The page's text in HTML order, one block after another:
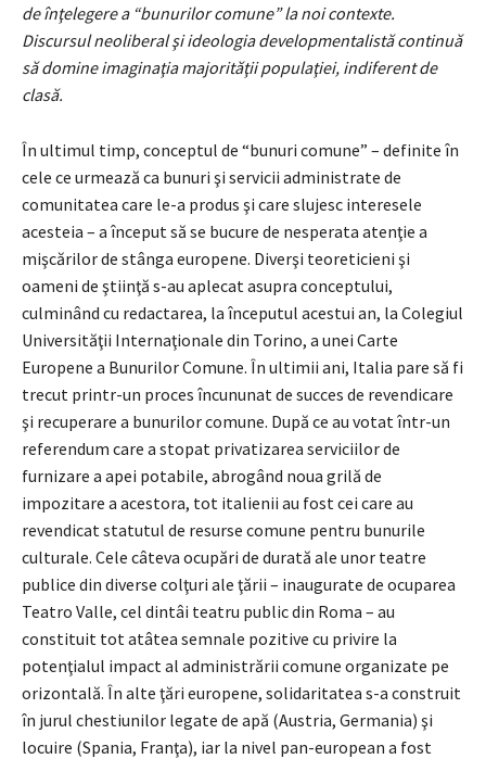
de înţelegere a “bunurilor comune” la noi contexte.
Discursul neoliberal şi ideologia developmentalistă continuă
să domine imaginaţia majorităţii populaţiei, indiferent de
clasă.
În ultimul timp, conceptul de “bunuri comune” – definite în
cele ce urmează ca bunuri şi servicii administrate de
comunitatea care le-a produs şi care slujesc interesele
acesteia – a început să se bucure de nesperata atenţie a
mişcărilor de stânga europene. Diverşi teoreticieni şi
oameni de ştiinţă s-au aplecat asupra conceptului,
culminând cu redactarea, la începutul acestui an, la Colegiul
Universităţii Internaţionale din Torino, a unei Carte
Europene a Bunurilor Comune. În ultimii ani, Italia pare să fi
trecut printr-un proces încununat de succes de revendicare
şi recuperare a bunurilor comune. După ce au votat într-un
referendum care a stopat privatizarea serviciilor de
furnizare a apei potabile, abrogând noua grilă de
impozitare a acestora, tot italienii au fost cei care au
revendicat statutul de resurse comune pentru bunurile
culturale. Cele câteva ocupări de durată ale unor teatre
publice din diverse colţuri ale ţării – inaugurate de ocuparea
Teatro Valle, cel dintâi teatru public din Roma – au
constituit tot atâtea semnale pozitive cu privire la
potenţialul impact al administrării comune organizate pe
orizontală. În alte ţări europene, solidaritatea s-a construit
în jurul chestiunilor legate de apă (Austria, Germania) şi
locuire (Spania, Franţa), iar la nivel pan-european a fost